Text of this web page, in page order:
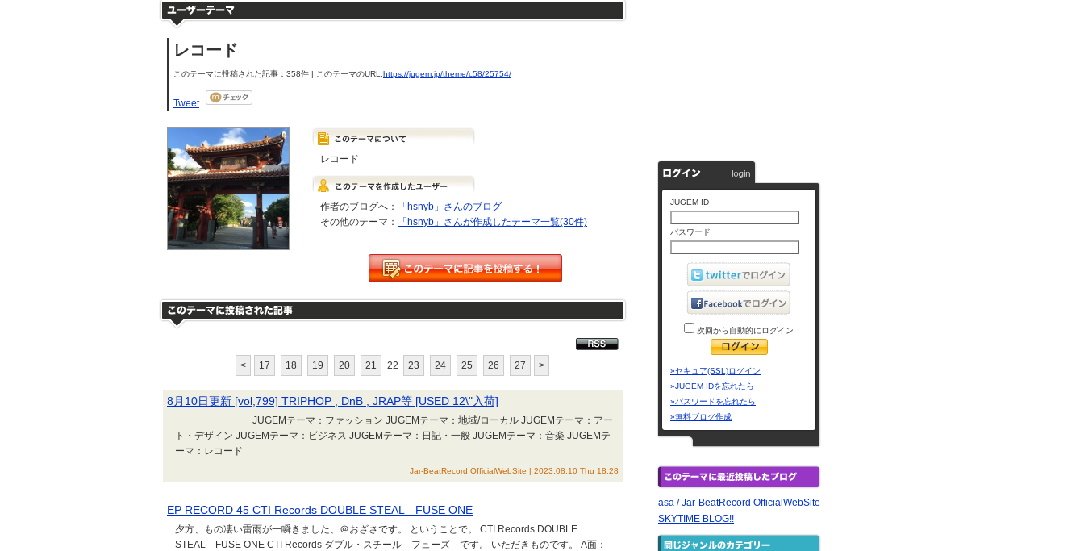
レコード
このテーマに投稿された記事：358件 | このテーマのURL:https://jugem.jp/theme/c58/25754/
Tweet
レコード
作者のブログへ：
「hsnyb」さんのブログ
その他のテーマ：
「hsnyb」さんが作成したテーマ一覧(30件)
< 17 18 19 20 21 22 23 24 25 26 27 >
8月10日更新 [vol,799] TRIPHOP , DnB , JRAP等 [USED 12\"入荷]
JUGEMテーマ：ファッション JUGEMテーマ：地域/ローカル JUGEMテーマ：アー
ト・デザイン JUGEMテーマ：ビジネス JUGEMテーマ：日記・一般 JUGEMテーマ：音楽 JUGEMテ
ーマ：レコード
Jar-BeatRecord OfficialWebSite | 2023.08.10 Thu 18:28
EP RECORD 45 CTI Records DOUBLE STEAL FUSE ONE
夕方、もの凄い雷雨が一瞬きました、＠おざさです。 ということで。 CTI Records DOUBLE
STEAL FUSE ONE CTI Records ダブル・スチール フューズ です。 いただきものです。 A面：
JUGEM ID
パスワード
次回から自動的にログイン
»セキュア(SSL)ログイン
»JUGEM IDを忘れたら
»パスワードを忘れたら
»無料ブログ作成
asa / Jar-BeatRecord OfficialWebSite
SKYTIME BLOG!!